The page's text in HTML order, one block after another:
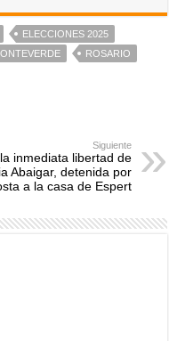
ELECCIONES 2025
ROSARIO
Siguiente
inmediata libertad de
Abaigar, detenida por
a la casa de Espert